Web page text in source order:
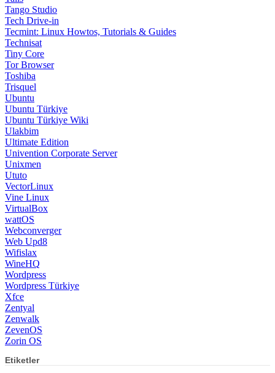
Tango Studio
Tech Drive-in
Tecmint: Linux Howtos, Tutorials & Guides
Technisat
Tiny Core
Tor Browser
Toshiba
Trisquel
Ubuntu
Ubuntu Türkiye
Ubuntu Türkiye Wiki
Ulakbim
Ultimate Edition
Univention Corporate Server
Unixmen
Ututo
VectorLinux
Vine Linux
VirtualBox
wattOS
Webconverger
Web Upd8
Wifislax
WineHQ
Wordpress
Wordpress Türkiye
Xfce
Zentyal
Zenwalk
ZevenOS
Zorin OS
Etiketler